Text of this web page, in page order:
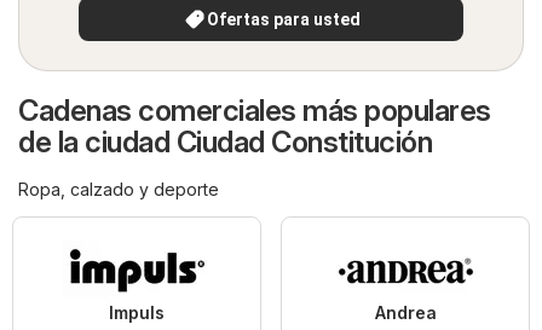
Ofertas para usted
Cadenas comerciales más populares
de la ciudad Ciudad Constitución
Ropa, calzado y deporte
Impuls Andrea